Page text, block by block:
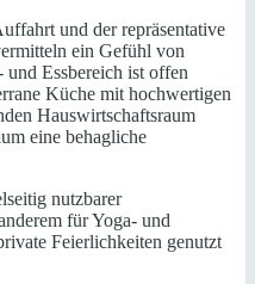
und der repräsentative
ein Gefühl von
Essbereich ist offen
Küche mit hochwertigen
Hauswirtschaftsraum
eine behagliche
nutzbarer
für Yoga- und
Feierlichkeiten genutzt